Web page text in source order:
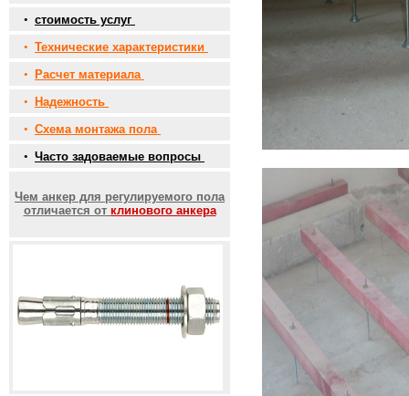
• стоимость услуг
• Технические характеристики
•
Расчет материала
•
Надежность
• Схема монтажа пола
• Часто задоваемые вопросы
Чем анкер для регулируемого пола
отличается от клинового анкера